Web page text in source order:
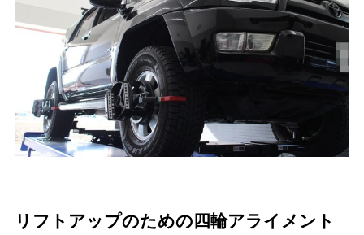
リフトアップのための四輪アライメント